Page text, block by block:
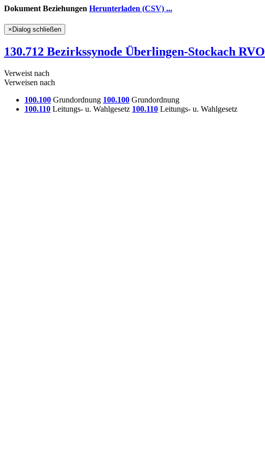
Dokument Beziehungen Herunterladen (CSV) ...
× Dialog schließen
130.712 Bezirkssynode Überlingen-Stockach RVO
Verweist nach
Verweisen nach
100.100 Grundordnung 100.100 Grundordnung
100.110 Leitungs- u. Wahlgesetz 100.110 Leitungs- u. Wahlgesetz